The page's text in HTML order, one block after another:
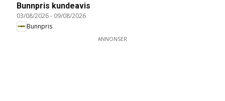
Bunnpris kundeavis
03/08/2026- 09/08/2026
Bunnpris
ANNONSER